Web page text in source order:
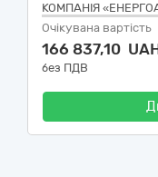
КОМПАНІЯ
Очікувана вартість
166 837,10
без ПДВ